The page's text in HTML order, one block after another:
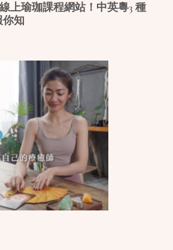
上瑜珈課程網站！中英粵3 種
你知